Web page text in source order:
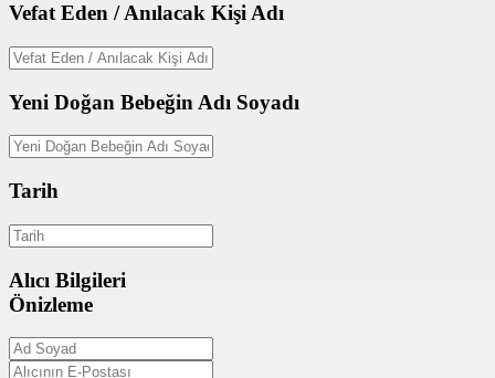
Vefat Eden / Anılacak Kişi Adı
Yeni Doğan Bebeğin Adı Soyadı
Tarih
Alıcı Bilgileri
Önizleme